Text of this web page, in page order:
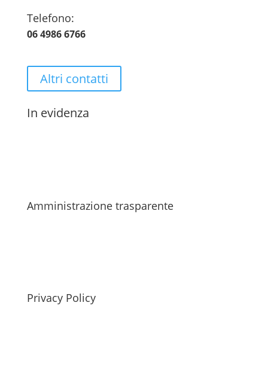
Telefono:
06 4986 6766
Altri contatti
In evidenza
Amministrazione trasparente
Privacy Policy